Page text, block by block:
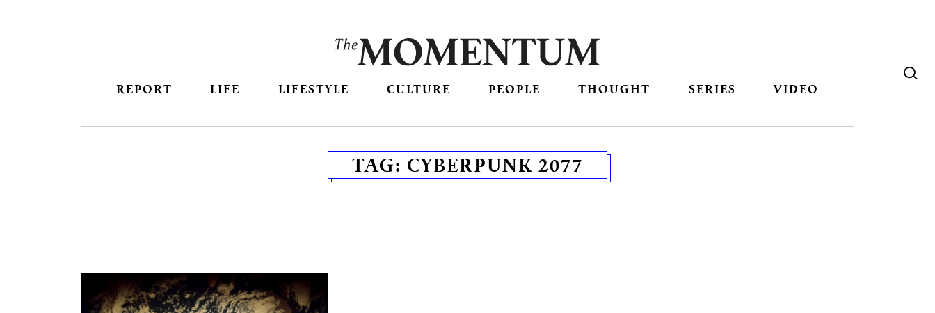
REPORT LIFE LIFESTYLE CULTURE PEOPLE THOUGHT SERIES VIDEO
TAG: CYBERPUNK 2077